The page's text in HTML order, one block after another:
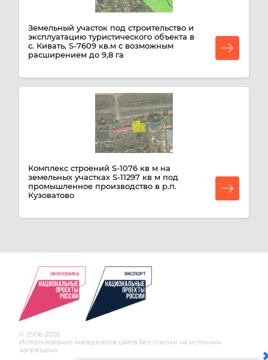
Земельный участок под строительство и
эксплуатацию туристического объекта в
с. Кивать, S-7609 кв.м с возможным
расширением до 9,8 га
Комплекс строений S-1076 кв м на
земельных участках S-11297 кв м под
промышленное производство в р.п.
Кузоватово
© 2006-2026
Использование материалов сайта без ссылки на источник
запрещено